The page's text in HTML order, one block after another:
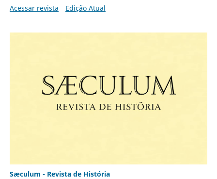
Acessar revista
Edição Atual
Sæculum - Revista de História